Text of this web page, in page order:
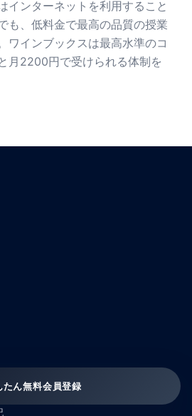
インターネットを利用すること
も、低料金で最高の品質の授業
ワインブックスは最高水準のコ
月2200円で受けられる体制を
徴
たん無料会員登録